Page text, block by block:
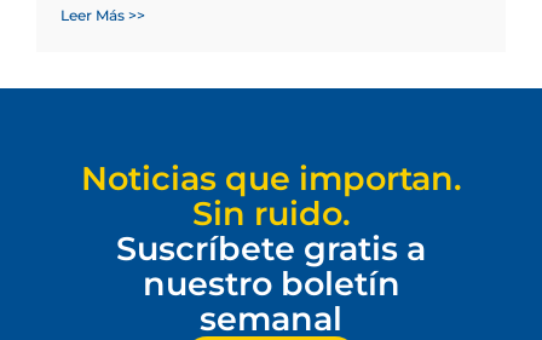
Leer Más >>
Noticias que importan.
Sin ruido.
Suscríbete gratis a
nuestro boletín
semanal